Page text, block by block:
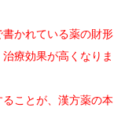
書かれている薬の財形
療効果が高くなりま
ことが、漢方薬の本